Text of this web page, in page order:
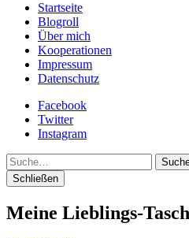
Startseite
Blogroll
Über mich
Kooperationen
Impressum
Datenschutz
Facebook
Twitter
Instagram
Suche
Schließen
Meine Lieblings-